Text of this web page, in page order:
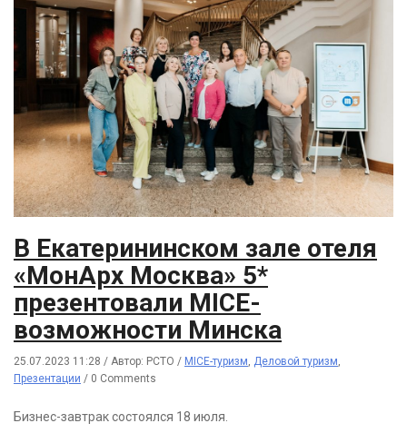
В Екатерининском зале отеля
«МонАрх Москва» 5*
презентовали MICE-
возможности Минска
25.07.2023 11:28 / Автор: РСТО / MICE-туризм, Деловой туризм,
Презентации / 0 Comments
Бизнес-завтрак состоялся 18 июля.